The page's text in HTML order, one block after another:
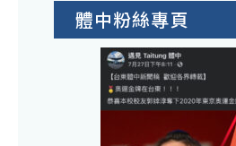
體中粉絲專頁